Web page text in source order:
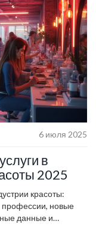
6 июля 2025
в
2025
красоты:
профессии, новые
данные и